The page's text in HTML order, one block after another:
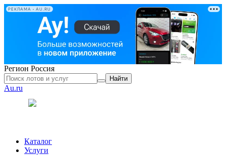
РЕКЛАМА • AU.RU
Регион Россия
Найти
Au.ru
Каталог
Услуги